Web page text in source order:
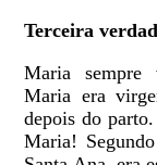
Terceira
Maria sempre
Maria era
depois do
Maria!